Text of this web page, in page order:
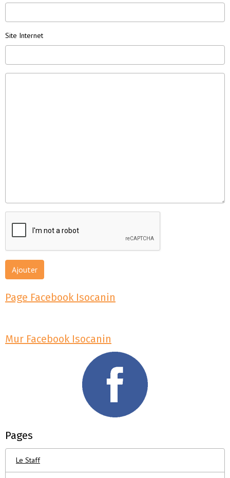
Site Internet
Ajouter
Page Facebook Isocanin
Mur Facebook Isocanin
Pages
Le Staff